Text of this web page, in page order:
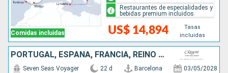
Comidas incluidas US$ 14,894
Tasas
incluidas
Restaurantes de especialidades y
bebidas premium incluidos
PORTUGAL, ESPAÑA, FRANCIA, REINO UNIDO
Seven Seas Voyager 22 d Barcelona 03/05/2028